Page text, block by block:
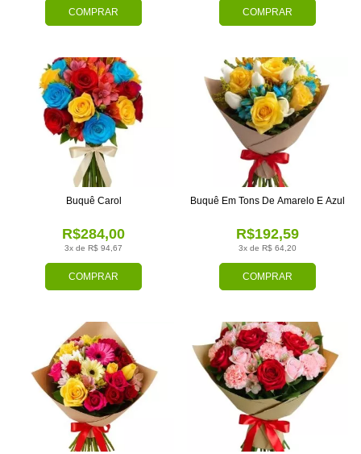
COMPRAR COMPRAR
COMPRAR
3x de R$ 94,67
R$284,00
Buquê Carol
COMPRAR
3x de R$ 64,20
R$192,59
Buquê Em Tons De Amarelo E Azul